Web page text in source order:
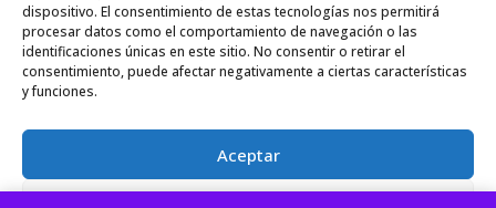
dispositivo. El consentimiento de estas tecnologías nos permitirá
procesar datos como el comportamiento de navegación o las
identificaciones únicas en este sitio. No consentir o retirar el
consentimiento, puede afectar negativamente a ciertas características
y funciones.
Aceptar
Foncalclima 2018 |Política de Privacidad|Envío
Gratuito a partir de 49.99€